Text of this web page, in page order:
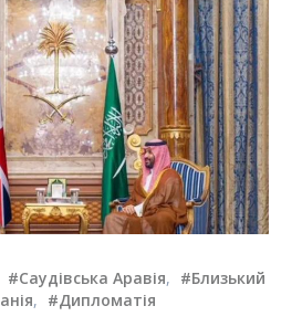
#Саудівська Аравія, #Близький
, #Дипломатія